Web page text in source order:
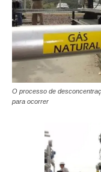
O processo de
para ocorrer